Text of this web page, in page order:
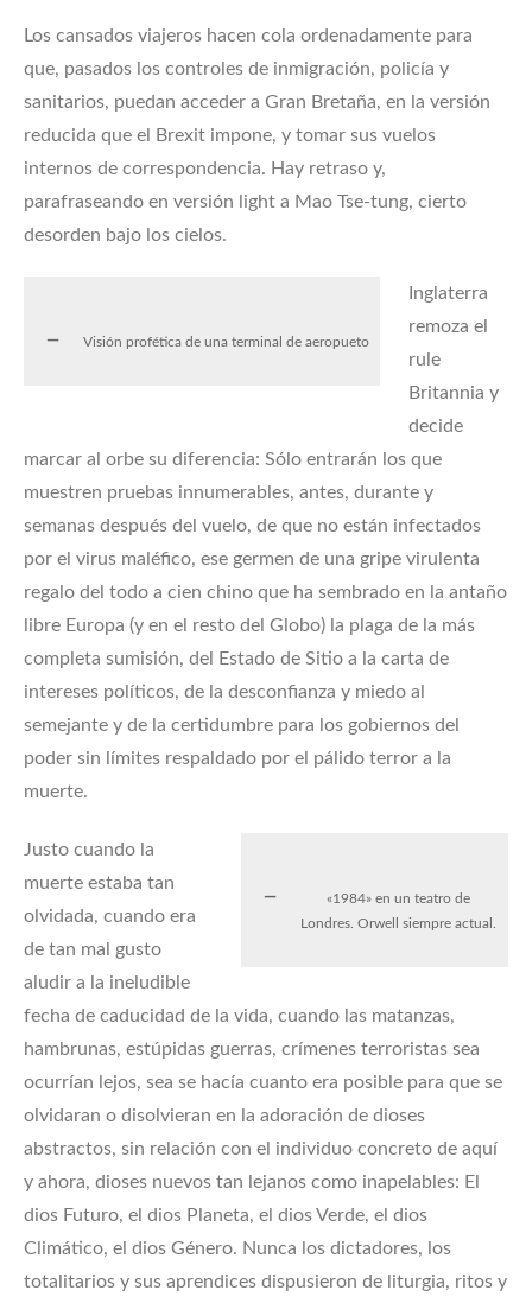
Los cansados viajeros hacen cola ordenadamente para
que, pasados los controles de inmigración, policía y
sanitarios, puedan acceder a Gran Bretaña, en la versión
reducida que el Brexit impone, y tomar sus vuelos
internos de correspondencia. Hay retraso y,
parafraseando en versión light a Mao Tse-tung, cierto
desorden bajo los cielos.
Visión profética de una terminal de aeropueto
Inglaterra
remoza el
rule
Britannia y
decide
marcar al orbe su diferencia: Sólo entrarán los que
muestren pruebas innumerables, antes, durante y
semanas después del vuelo, de que no están infectados
por el virus maléfico, ese germen de una gripe virulenta
regalo del todo a cien chino que ha sembrado en la antaño
libre Europa (y en el resto del Globo) la plaga de la más
completa sumisión, del Estado de Sitio a la carta de
intereses políticos, de la desconfianza y miedo al
semejante y de la certidumbre para los gobiernos del
poder sin límites respaldado por el pálido terror a la
muerte.
«1984» en un teatro de
Londres. Orwell siempre actual.
Justo cuando la
muerte estaba tan
olvidada, cuando era
de tan mal gusto
aludir a la ineludible
fecha de caducidad de la vida, cuando las matanzas,
hambrunas, estúpidas guerras, crímenes terroristas sea
ocurrían lejos, sea se hacía cuanto era posible para que se
olvidaran o disolvieran en la adoración de dioses
abstractos, sin relación con el individuo concreto de aquí
y ahora, dioses nuevos tan lejanos como inapelables: El
dios Futuro, el dios Planeta, el dios Verde, el dios
Climático, el dios Género. Nunca los dictadores, los
totalitarios y sus aprendices dispusieron de liturgia, ritos y